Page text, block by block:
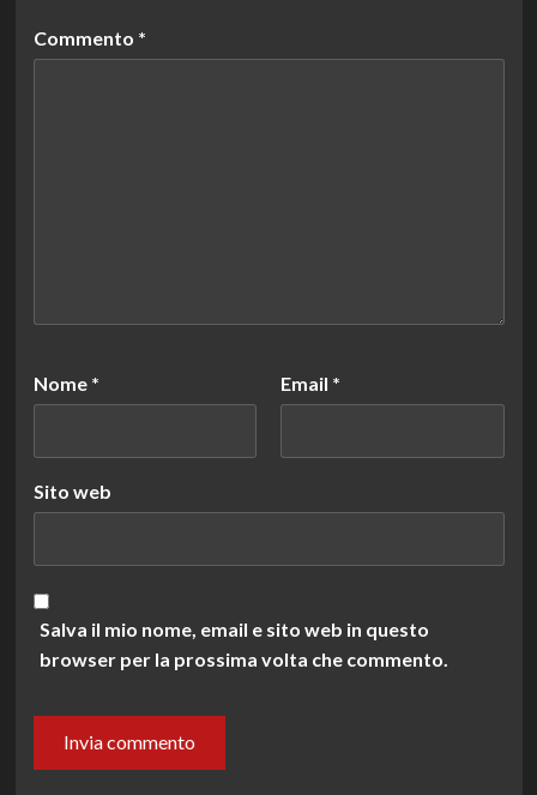
Commento *
Nome * Email *
Sito web
Salva il mio nome, email e sito web in questo
browser per la prossima volta che commento.